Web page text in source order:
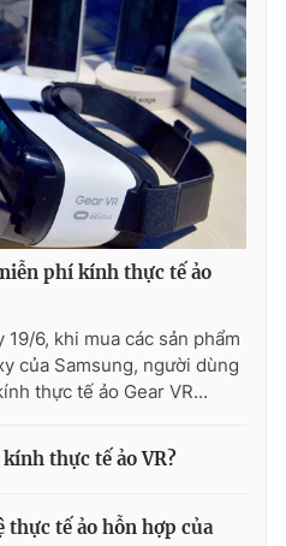
Infographic
Shorts video
VTV Thể thao
Bất động sản
Tấm lòng Việt
Vươn mình bằng AI
VTV8
English
phí kính thực tế ảo
6, khi mua các sản phẩm
của Samsung, người dùng
thực tế ảo Gear VR...
thực tế ảo VR?
thực tế ảo hỗn hợp của